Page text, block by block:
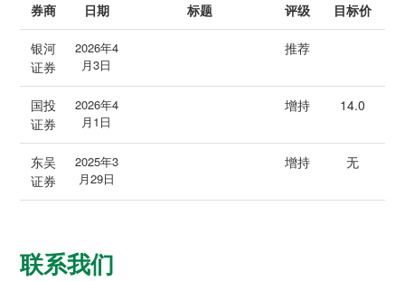
券商 日期 标题 评级 目标价
银河
证券
2026年4
月3日
推荐
国投
证券
2026年4
月1日
增持 14.0
东吴
证券
2025年3
月29日
增持 无
联系我们